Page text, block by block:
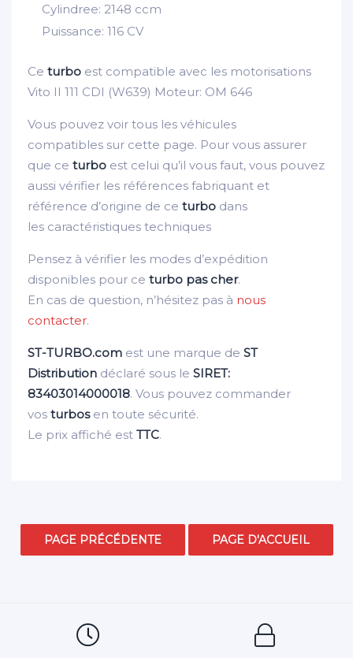
Cylindree: 2148 ccm
Puissance: 116 CV
Ce turbo est compatible avec les motorisations
Vito II 111 CDI (W639) Moteur: OM 646
Vous pouvez voir tous les véhicules
compatibles sur cette page. Pour vous assurer
que ce turbo est celui qu’il vous faut, vous pouvez
aussi vérifier les références fabriquant et
référence d’origine de ce turbo dans
les caractéristiques techniques
Pensez à vérifier les modes d’expédition
disponibles pour ce turbo pas cher.
En cas de question, n’hésitez pas à nous
contacter.
ST-TURBO.com est une marque de ST
Distribution déclaré sous le SIRET:
83403014000018. Vous pouvez commander
vos turbosen toute sécurité.
Le prix affiché est TTC.